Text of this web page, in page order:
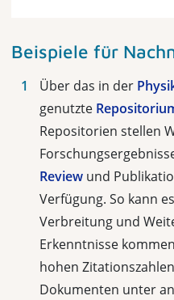
Beispiele für
Über das in der
genutzte
Repositorien stellen
Review und
Verfügung. So kann
Verbreitung und
Erkenntnisse
hohen
Dokumenten unter